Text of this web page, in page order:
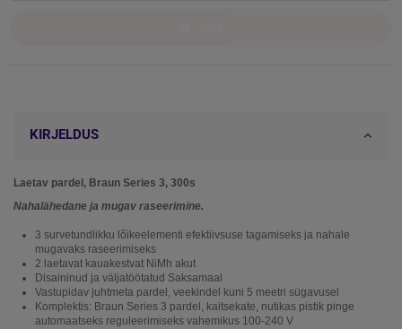
KIRJELDUS
Laetav pardel, Braun Series 3, 300s
Nahalähedane ja mugav raseerimine.
3 survetundlikku lõikeelementi efektiivsuse tagamiseks ja nahale
mugavaks raseerimiseks
2 laetavat kauakestvat NiMh akut
Disaininud ja väljatöötatud Saksamaal
Vastupidav juhtmeta pardel, veekindel kuni 5 meetri sügavusel
Komplektis: Braun Series 3 pardel, kaitsekate, nutikas pistik pinge
automaatseks reguleerimiseks vahemikus 100-240 V